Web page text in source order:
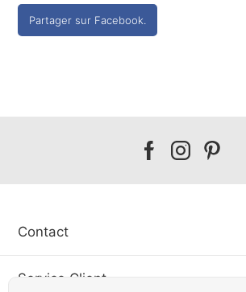
Partager sur Facebook.
Our
Our
Our
Contact
Service Client